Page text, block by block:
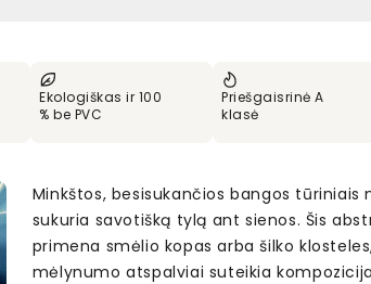
Ekologiškas ir 100
% be PVC
Priešgaisrinė A
klasė
Minkštos, besisukančios bangos tūriniais
sukuria savotišką tylą ant sienos. Šis
primena smėlio kopas arba šilko
mėlynumo atspalviai suteikia